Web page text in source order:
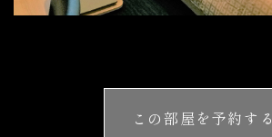
この部屋を予約する